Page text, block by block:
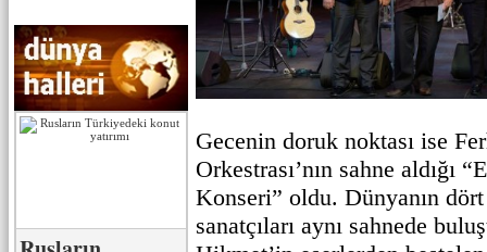
Gecenin doruk noktası ise
Orkestrası’nın sahne aldığı
Konseri” oldu. Dünyanın
sanatçıları aynı sahnede